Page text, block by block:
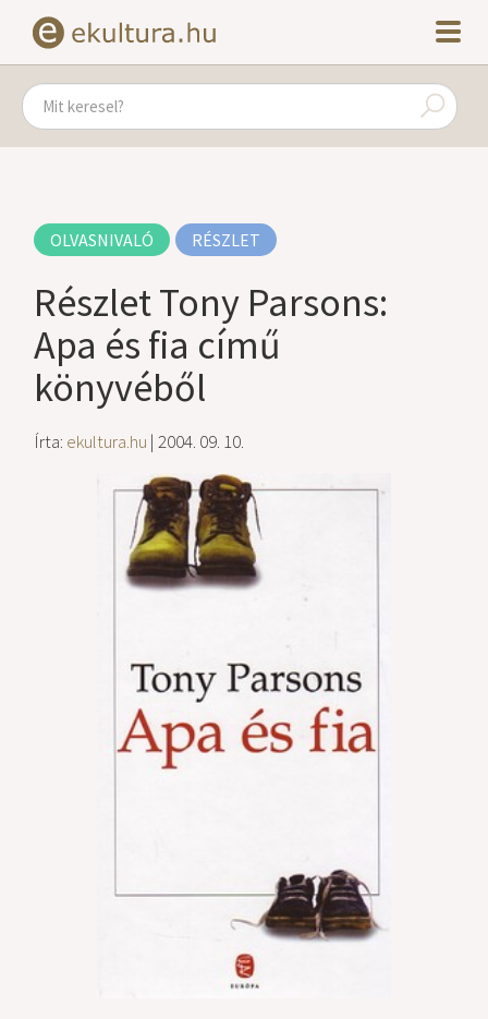
OLVASNIVALÓ RÉSZLET
Részlet Tony Parsons:
Apa és fia című
könyvéből
Írta: ekultura.hu | 2004. 09. 10.